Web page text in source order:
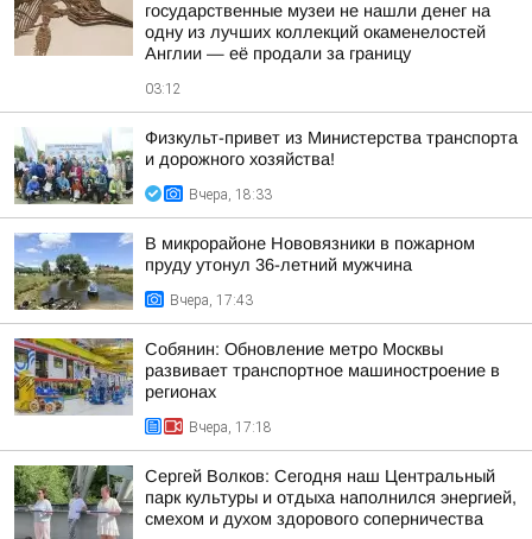
государственные музеи не нашли денег на
одну из лучших коллекций окаменелостей
Англии — её продали за границу
03:12
Физкульт-привет из Министерства транспорта
и дорожного хозяйства!
Вчера, 18:33
В микрорайоне Нововязники в пожарном
пруду утонул 36-летний мужчина
Вчера, 17:43
Собянин: Обновление метро Москвы
развивает транспортное машиностроение в
регионах
Вчера, 17:18
Сергей Волков: Сегодня наш Центральный
парк культуры и отдыха наполнился энергией,
смехом и духом здорового соперничества